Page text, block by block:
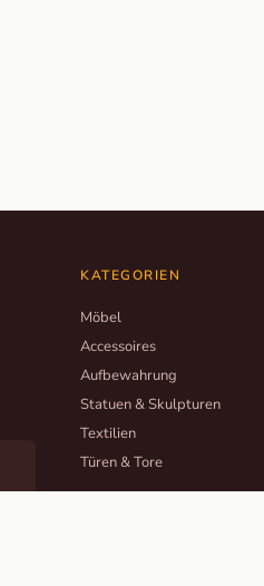
KATEGORIEN
Möbel
Accessoires
Aufbewahrung
Statuen & Skulpturen
Textilien
Türen & Tore